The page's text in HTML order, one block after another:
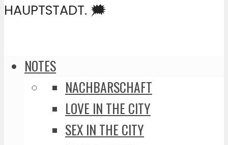
HAUPTSTADT. 🗯️
NOTES
NACHBARSCHAFT
LOVE IN THE CITY
SEX IN THE CITY